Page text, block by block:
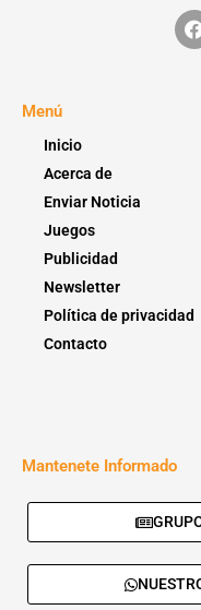
Menú
Inicio
Acerca de
Enviar Noticia
Juegos
Publicidad
Newsletter
Política de privacidad
Contacto
Mantenete Informado